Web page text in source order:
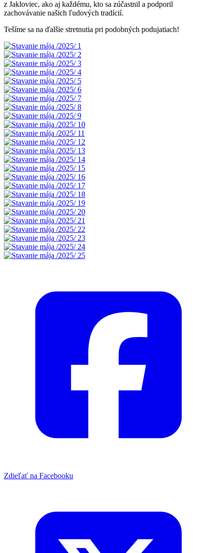
z Jakloviec, ako aj každému, kto sa zúčastnil a podporil
zachovávanie našich ľudových tradícií.
Tešíme sa na ďalšie stretnutia pri podobných podujatiach!
Zdieľať na Facebooku